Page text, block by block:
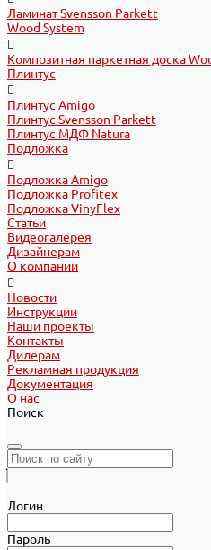
Ламинат Svensson Parkett
Wood System
Композитная паркетная доска
Плинтус
Плинтус Amigo
Плинтус Svensson Parkett
Плинтус МДФ Natura
Подложка
Подложка Amigo
Подложка Profitex
Подложка VinyFlex
Статьи
Видеогалерея
Дизайнерам
О компании
Новости
Инструкции
Наши проекты
Контакты
Дилерам
Рекламная продукция
Документация
О нас
Поиск
Логин
Пароль